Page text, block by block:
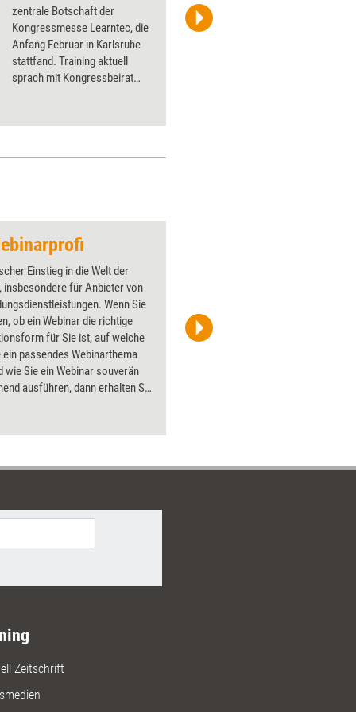
zentrale Botschaft der
Kongressmesse Learntec, die
Anfang Februar in Karlsruhe
stattfand. Training aktuell
sprach mit Kongressbeirat
was sie mit sich bringen wird.
www.managerSeminare.de
Einstieg in die Welt der
insbesondere für Anbieter von
Wenn Sie
ob ein Webinar die richtige
für Sie ist, auf welche
ein passendes Webinarthema
wie Sie ein Webinar souverän
ausführen, dann erhalten Sie
Gegebenheiten eines
Ihres Publikums ankommt.
Ihr Publikum wird Spaß an Ihren
Zeitschrift